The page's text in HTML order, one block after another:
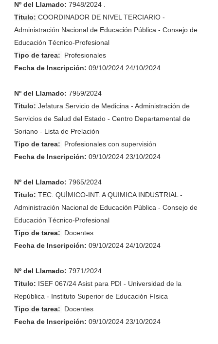
Nº del Llamado: 7948/2024 .
Titulo: COORDINADOR DE NIVEL TERCIARIO -
Administración Nacional de Educación Pública - Consejo de
Educación Técnico-Profesional
Tipo de tarea:
Profesionales
Fecha de Inscripción: 09/10/2024 24/10/2024
Nº del Llamado: 7959/2024
Titulo: Jefatura Servicio de Medicina - Administración de
Servicios de Salud del Estado - Centro Departamental de
Soriano - Lista de Prelación
Tipo de tarea:
Profesionales con supervisión
Fecha de Inscripción: 09/10/2024 23/10/2024
Nº del Llamado: 7965/2024
Titulo: TEC. QUÍMICO-INT. A QUIMICA INDUSTRIAL -
Administración Nacional de Educación Pública - Consejo de
Educación Técnico-Profesional
Tipo de tarea:
Docentes
Fecha de Inscripción: 09/10/2024 24/10/2024
Nº del Llamado: 7971/2024
Titulo: ISEF 067/24 Asist para PDI - Universidad de la
República - Instituto Superior de Educación Física
Tipo de tarea:
Docentes
Fecha de Inscripción: 09/10/2024 23/10/2024